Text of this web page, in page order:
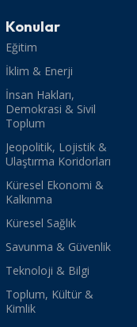
Konular
Eğitim
İklim & Enerji
İnsan Hakları,
Demokrasi & Sivil
Toplum
Jeopolitik, Lojistik &
Ulaştırma Koridorları
Küresel Ekonomi &
Kalkınma
Küresel Sağlık
Savunma & Güvenlik
Teknoloji & Bilgi
Toplum, Kültür &
Kimlik